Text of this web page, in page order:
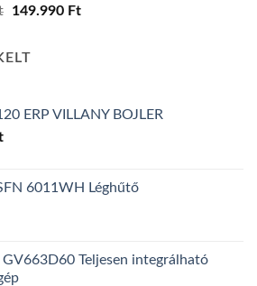
Original
157.990 Ft.
149.990 FtCurrent
ERP VILLANY BOJLER
6011WH Léghűtő
GV663D60 Teljesen integrálható